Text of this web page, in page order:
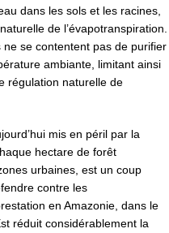
dans les sols et les racines,
de l’évapotranspiration.
se contentent pas de purifier
ambiante, limitant ainsi
régulation naturelle de
mis en péril par la
hectare de forêt
urbaines, est un coup
contre les
en Amazonie, dans le
réduit considérablement la